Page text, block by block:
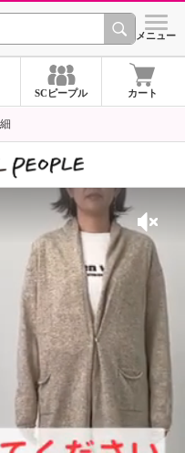
シメニュー
SCピープル カート